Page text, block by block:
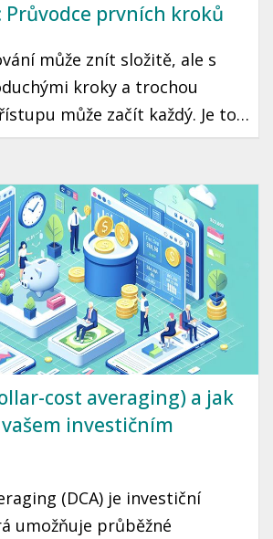
prvních kroků
může znít složitě, ale s
kroky a trochou
může začít každý. Je to
a stabilní budoucnosti, kde
pro vás průvodce, který vám
zdravým finančním
cost averaging) a jak
investičním
(DCA) je investiční
umožňuje průběžné